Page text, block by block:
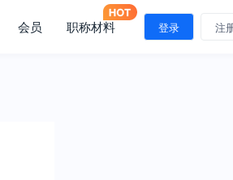
会员 职称材料 登录 注